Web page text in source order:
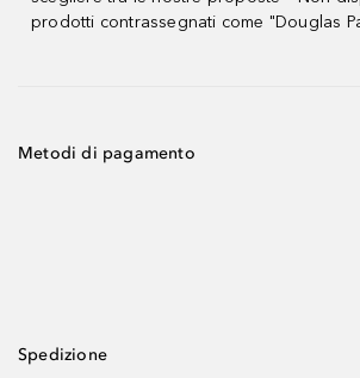
prodotti contrassegnati come "Douglas
Metodi di pagamento
Spedizione